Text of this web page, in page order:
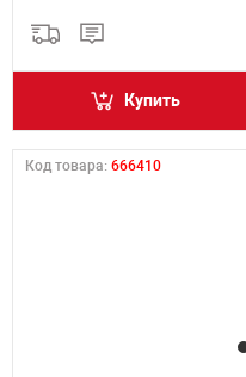
Купить
Код товара: 666410